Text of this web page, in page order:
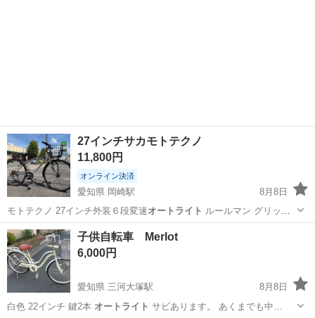
27インチサカモトテクノ
11,800円
オンライン決済
愛知県 岡崎駅
8月8日
モトテクノ 27インチ外装６段変速オートライト ルールマン グリップ
シフター新…
愛知 岡崎市 岡崎駅
子供自転車 Merlot
6,000円
愛知県 三河大塚駅
8月8日
白色 22インチ 鍵2本 オートライト サビあります。 あくまでも中…